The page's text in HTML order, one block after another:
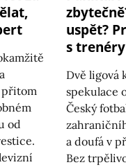
od
uspět?
s
Dvě ligová
spekulace
Český
a doufá v
Bez